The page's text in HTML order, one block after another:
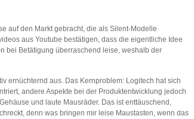
auf den Markt gebracht, die als Silent-Modelle
aus Youtube bestätigen, dass die eigentliche Idee
bei Betätigung überraschend leise, weshalb der
ernüchternd aus. Das Kernproblem: Logitech hat sich
andere Aspekte bei der Produktentwicklung jedoch
und laute Mausräder. Das ist enttäuschend,
denn was bringen mir leise Maustasten, wenn das